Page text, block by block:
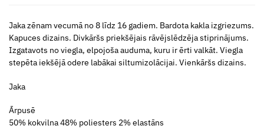
Jaka zēnam vecumā no 8 līdz 16 gadiem. Bardota kakla izgriezums.
Kapuces dizains. Divkāršs priekšējais rāvējslēdzēja stiprinājums.
Izgatavots no viegla, elpojoša auduma, kuru ir ērti valkāt. Viegla
stepēta iekšējā odere labākai siltumizolācijai. Vienkāršs dizains.
Jaka
Ārpusē
50% kokvilna 48% poliesters 2% elastāns